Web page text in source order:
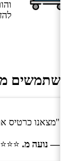
משתמשים
"מצאנו כרטיס
— נועה מ.